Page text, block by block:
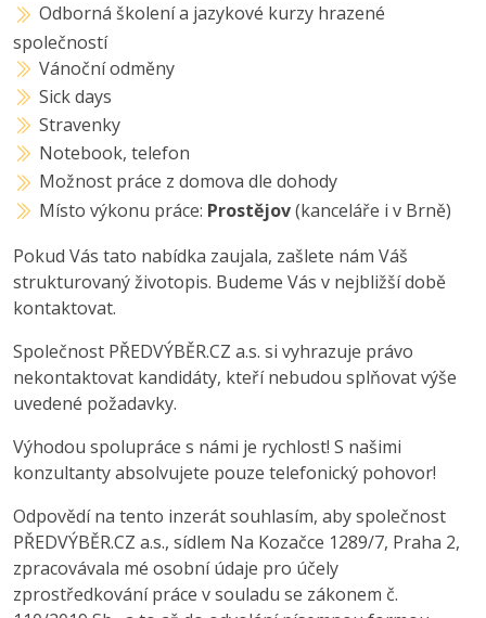
Odborná školení a jazykové kurzy hrazené
společností
Vánoční odměny
Sick days
Stravenky
Notebook, telefon
Možnost práce z domova dle dohody
Místo výkonu práce: Prostějov(kanceláře i v Brně)
Pokud Vás tato nabídka zaujala, zašlete nám Váš
strukturovaný životopis. Budeme Vás v nejbližší době
kontaktovat.
Společnost PŘEDVÝBĚR.CZ a.s. si vyhrazuje právo
nekontaktovat kandidáty, kteří nebudou splňovat výše
uvedené požadavky.
Výhodou spolupráce s námi je rychlost! S našimi
konzultanty absolvujete pouze telefonický pohovor!
Odpovědí na tento inzerát souhlasím, aby společnost
PŘEDVÝBĚR.CZ a.s., sídlem Na Kozačce 1289/7, Praha 2,
zpracovávala mé osobní údaje pro účely
zprostředkování práce v souladu se zákonem č.